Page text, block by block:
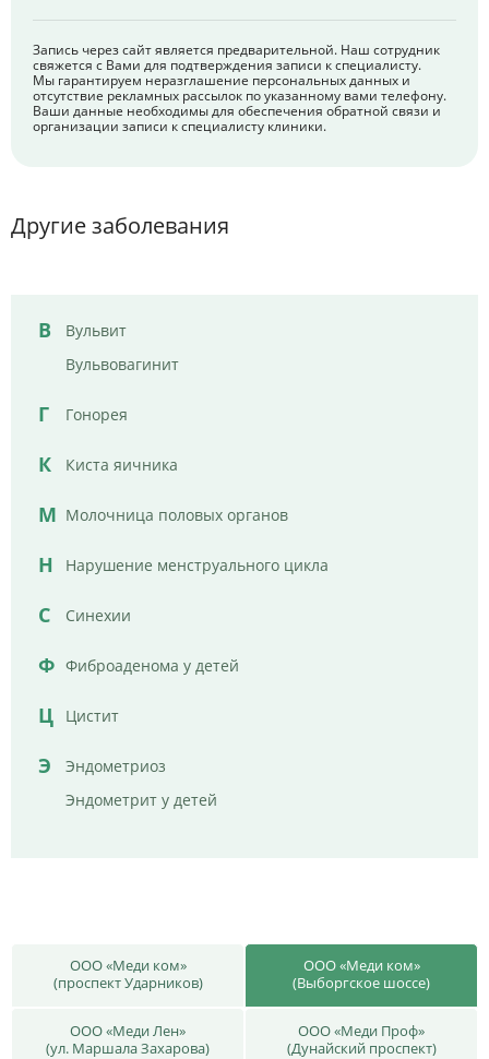
Запись через сайт является предварительной. Наш сотрудник
свяжется с Вами для подтверждения записи к специалисту.
Мы гарантируем неразглашение персональных данных и
отсутствие рекламных рассылок по указанному вами телефону.
Ваши данные необходимы для обеспечения обратной связи и
организации записи к специалисту клиники.
Другие заболевания
В
Вульвит
Вульвовагинит
Г Гонорея
К Киста яичника
М Молочница половых органов
Н Нарушение менструального цикла
С Синехии
Ф Фиброаденома у детей
Ц Цистит
Э
Эндометриоз
Эндометрит у детей
ООО «Меди ком»
(проспект Ударников)
ООО «Меди ком»
(Выборгское шоссе)
ООО «Меди Лен»
(ул. Маршала Захарова)
ООО «Меди Проф»
(Дунайский проспект)